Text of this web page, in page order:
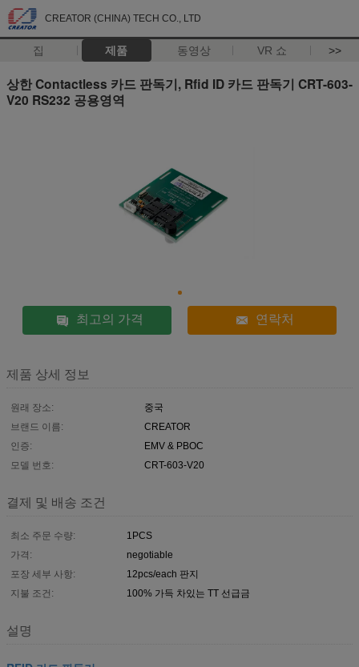
CREATOR (CHINA) TECH CO., LTD
집 제품 동영상 VR 쇼 >>
상한 Contactless 카드 판독기, Rfid ID 카드 판독기 CRT-603-
V20 RS232 공용영역
최고의 가격 연락처
제품 상세 정보
원래 장소:
중국
브랜드 이름:
CREATOR
인증:
EMV & PBOC
모델 번호:
CRT-603-V20
결제 및 배송 조건
최소 주문 수량:
1PCS
가격:
negotiable
포장 세부 사항:
12pcs/each 판지
지불 조건:
100% 가득 차있는 TT 선급금
설명